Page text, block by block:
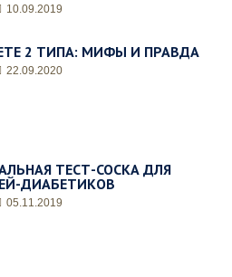
10.09.2019
2 ТИПА: МИФЫ И ПРАВДА
22.09.2020
ТЕСТ-СОСКА ДЛЯ
ДИАБЕТИКОВ
05.11.2019